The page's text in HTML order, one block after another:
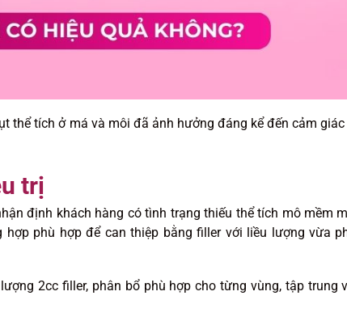
thể tích ở má và môi đã ảnh hưởng đáng kể đến cảm giác
trị
định khách hàng có tình trạng thiếu thể tích mô mềm
phù hợp để can thiệp bằng filler với liều lượng vừa
2cc filler, phân bổ phù hợp cho từng vùng, tập trung